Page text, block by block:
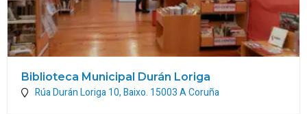
Biblioteca Municipal Durán Loriga
Rúa Durán Loriga 10, Baixo. 15003A Coruña